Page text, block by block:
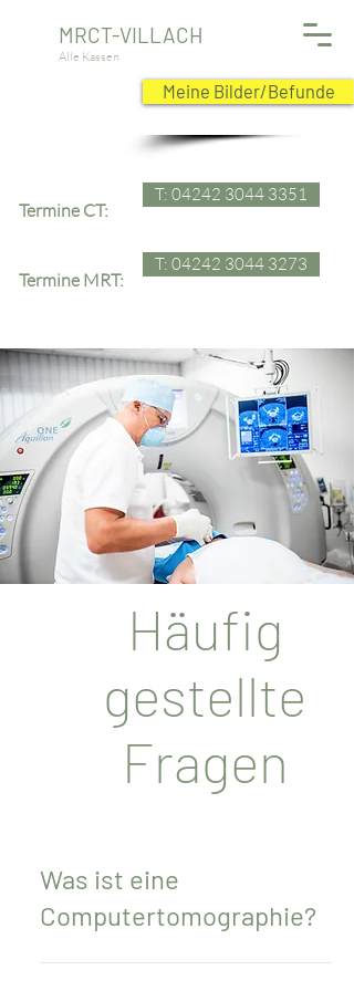
MRCT-VILLACH
Alle Kassen
Meine Bilder/Befunde
Termine CT:
T: 04242 3044 3351
Termine MRT:
T: 04242 3044 3273
Häufig
gestellte
Fragen
Was ist eine
Computertomographie?
Die Computertomographie (CT) ist eine